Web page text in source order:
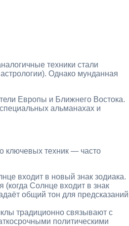
техники стали
Однако мунданная
Европы и Ближнего Востока.
альманахах и
ключевых техник — часто
входит в новый знак зодиака.
Солнце входит в знак
общий тон для предсказаний
традиционно связывают с
политическими